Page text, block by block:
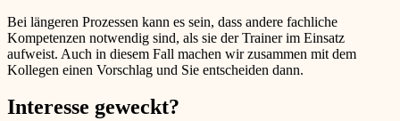
Bei längeren Prozessen kann es sein, dass andere fachliche
Kompetenzen notwendig sind, als sie der Trainer im Einsatz
aufweist. Auch in diesem Fall machen wir zusammen mit dem
Kollegen einen Vorschlag und Sie entscheiden dann.
Interesse geweckt?